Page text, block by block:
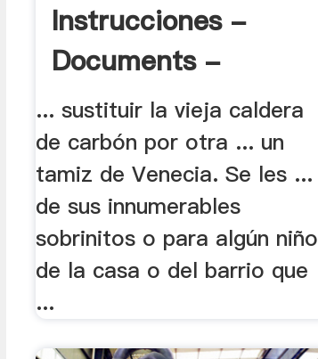
Instrucciones -
Documents -
MySlide.ES
... sustituir la vieja caldera
de carbón por otra ... un
tamiz de Venecia. Se les ...
de sus innumerables
sobrinitos o para algún niño
de la casa o del barrio que
...